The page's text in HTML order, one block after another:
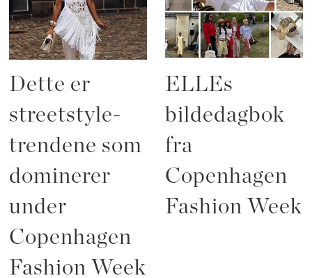
Dette er
streetstyle-
trendene som
dominerer
under
Copenhagen
Fashion Week
ELLEs
bildedagbok
fra
Copenhagen
Fashion Week